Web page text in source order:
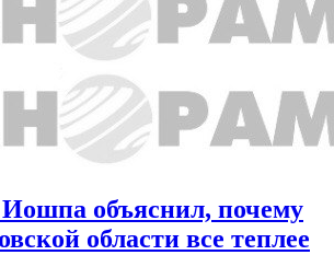
объяснил, почему
области все теплее